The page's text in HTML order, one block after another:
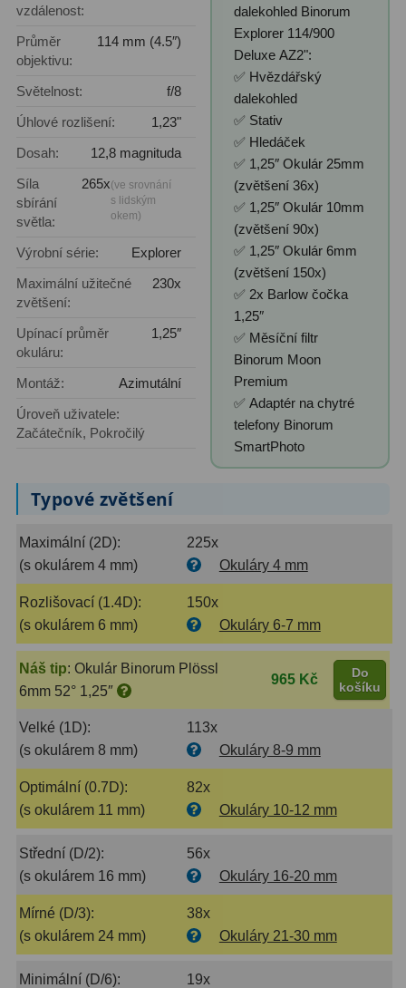
Komponenty
Helical výtahy 11
Okulárové výtahy
Primární zrcadla
Sekundární zrcadla
Adaptéry k okulárovým
výtahům
Kompaktní
Turistické
Pro pozorování přírody a
ornitologie
17
Astronomické44
Lovecké a turistické
Univerzální38
Kapesní
Dětské7
Námořní12
Sportovní54
Divadelní2
Dálkoměry a Noční vidění
Dálkoměry
Noční vidění8
vzdálenost:
Průměr
objektivu:
114 mm (4.5″)
Světelnost:
f/8
Úhlové rozlišení:
1,23"
Dosah:
12,8 magnituda
Síla
sbírání
světla:
265x(ve srovnání
s lidským
okem)
Výrobní série:
Explorer
Maximální užitečné
zvětšení:
230x
Upínací průměr
okuláru:
1,25″
Montáž:
Azimutální
Úroveň uživatele:
Začátečník, Pokročilý
dalekohled Binorum
Explorer 114/900
Deluxe AZ2":
✅ Hvězdářský
dalekohled
✅ Stativ
✅ Hledáček
✅ 1,25″ Okulár 25mm
(zvětšení 36x)
✅ 1,25″ Okulár 10mm
(zvětšení 90x)
✅ 1,25″ Okulár 6mm
(zvětšení 150x)
✅ 2x Barlow čočka
1,25″
✅ Měsíční filtr
Binorum Moon
Premium
✅ Adaptér na chytré
telefony Binorum
SmartPhoto
Typové zvětšení
Maximální (2D):
225x
(s okulárem 4 mm)
Okuláry 4 mm
Rozlišovací (1.4D):
150x
(s okulárem 6 mm)
Okuláry 6-7 mm
Náš tip: Okulár Binorum Plössl
6mm 52° 1,25″
965 Kč
Do
košíku
Velké (1D):
113x
(s okulárem 8 mm)
Okuláry 8-9 mm
Optimální (0.7D):
82x
(s okulárem 11 mm)
Okuláry 10-12 mm
Střední (D/2):
56x
(s okulárem 16 mm)
Okuláry 16-20 mm
Mírné (D/3):
38x
(s okulárem 24 mm)
Okuláry 21-30 mm
Minimální (D/6):
19x